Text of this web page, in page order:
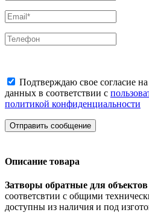
Подтверждаю свое согласие
данных в соответствии с
политикой конфиденциальности
Отправить сообщение
Описание товара
Затворы обратные для
соответсвтии с общими
доступны из наличия и под